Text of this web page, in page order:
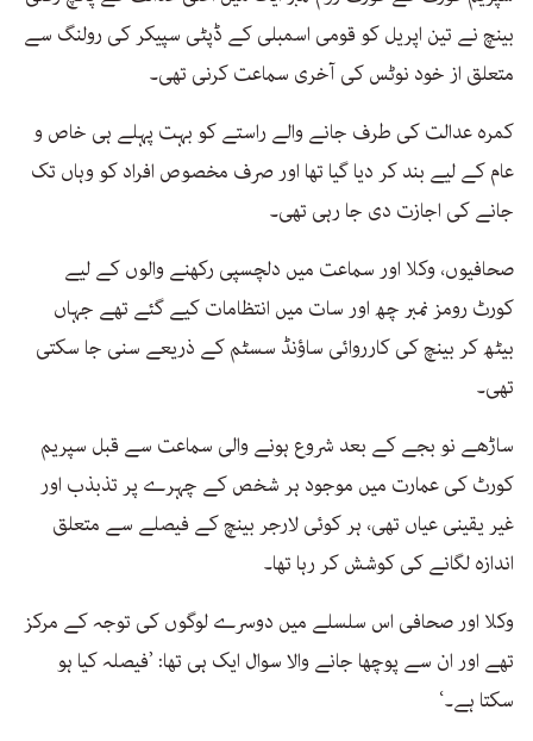
بینچ نے تین اپریل كو قومی اسمبلی كے ڈپٹی سپیكر كی رولنگ سے
متعلق از خود نوٹس كی آخری سماعت کرنی تھی۔
كمرہ عدالت كی طرف جانے والے راستے كو بہت پہلے ہی خاص و
عام كے لیے بند كر دیا گیا تھا اور صرف مخصوص افراد كو وہاں تک
جانے كی اجازت دی جا رہی تھی۔
صحافیوں، وكلا اور سماعت میں دلچسپی ركھنے والوں كے لیے
كورٹ رومز نمبر چھ اور سات میں انتظامات كیے گئے تھے جہاں
بیٹھ كر بینچ كی كارروائی ساؤنڈ سسٹم كے ذریعے سنی جا سكتی
تھی۔
ساڑھے نو بجے كے بعد شروع ہونے والی سماعت سے قبل سپریم
كورٹ كی عمارت میں موجود ہر شخص كے چہرے پر تذبذب اور
غیر یقینی عیاں تھی، ہر كوئی لارجر بینچ كے فیصلے سے متعلق
اندازہ لگانے كی كوشش كر رہا تھا۔
وكلا اور صحافی اس سلسلے میں دوسرے لوگوں كی توجہ كے مركز
تھے اور ان سے پوچھا جانے والا سوال ایک ہی تھا: ’فیصلہ كیا ہو
سكتا ہے۔‘